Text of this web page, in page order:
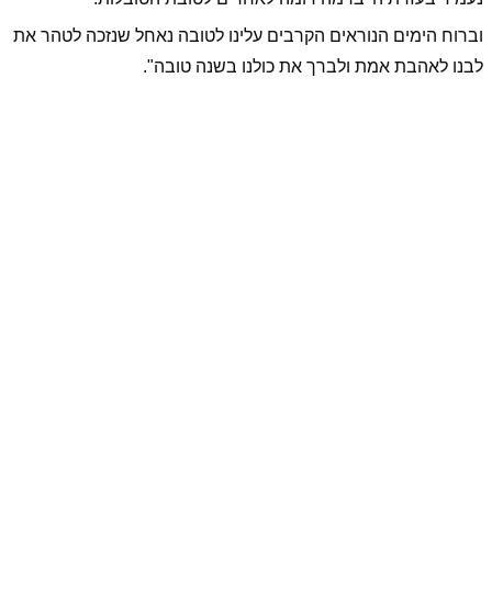
וברוח הימים הנוראים הקרבים עלינו לטובה נאחל שנזכה לטהר את
לבנו לאהבת אמת ולברך את כולנו בשנה טובה".